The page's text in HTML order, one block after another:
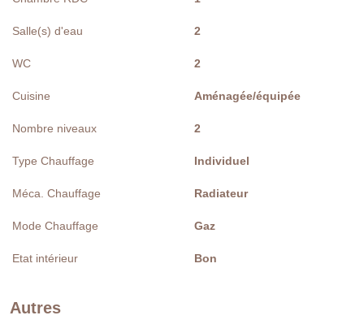
Salle(s) d'eau 2
WC 2
Cuisine Aménagée/équipée
Nombre niveaux 2
Type Chauffage Individuel
Méca. Chauffage Radiateur
Mode Chauffage Gaz
Etat intérieur Bon
Autres